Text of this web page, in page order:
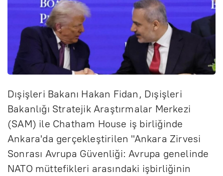
Dışişleri Bakanı Hakan Fidan, Dışişleri
Bakanlığı Stratejik Araştırmalar Merkezi
(SAM) ile Chatham House iş birliğinde
Ankara'da gerçekleştirilen "Ankara Zirvesi
Sonrası Avrupa Güvenliği: Avrupa genelinde
NATO müttefikleri arasındaki işbirliğinin